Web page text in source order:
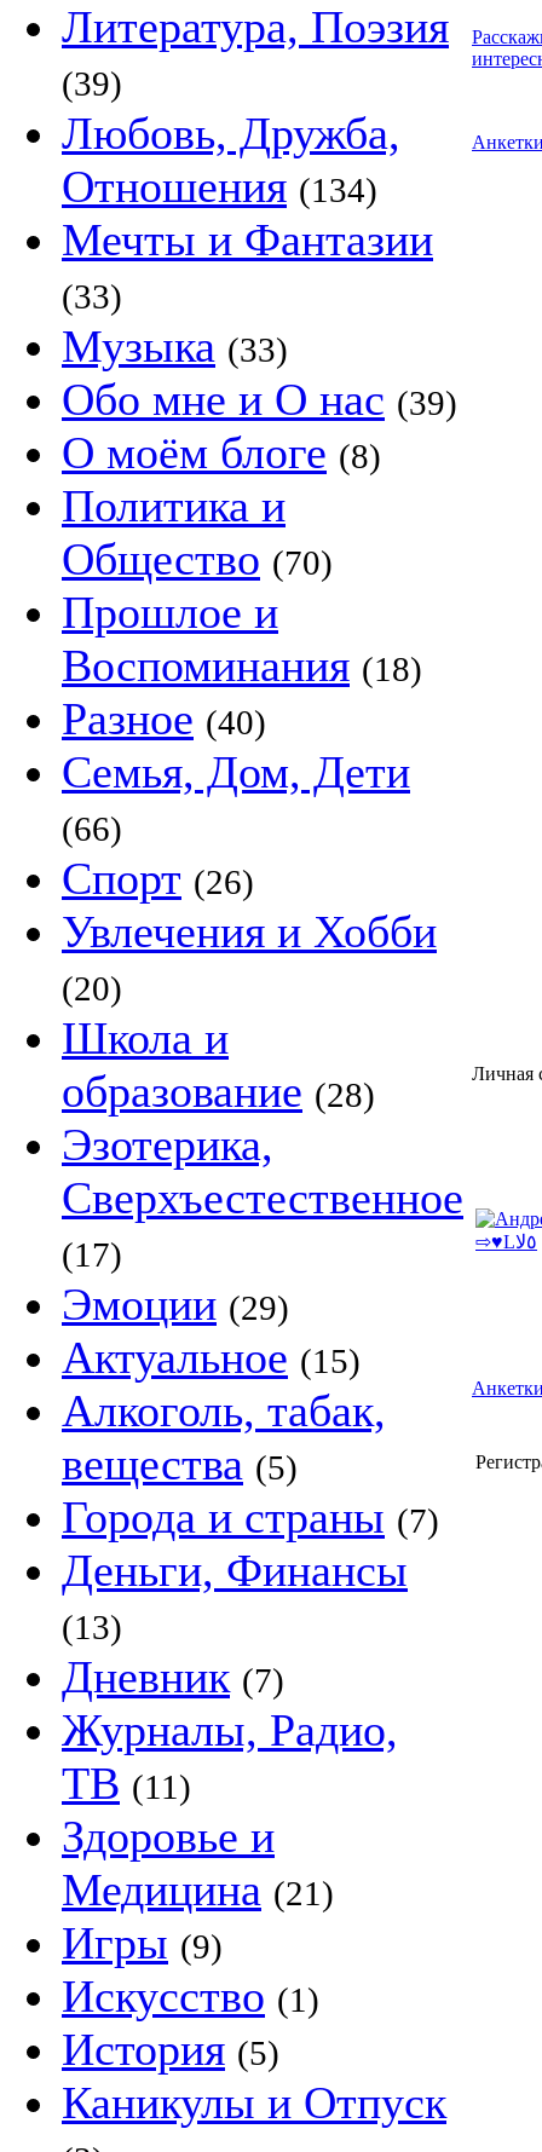
Литература, Поэзия
(39)
Любовь, Дружба,
Отношения (134)
Мечты и Фантазии
(33)
Музыка (33)
Обо мне и О нас (39)
О моём блоге (8)
Политика и
Общество (70)
Прошлое и
Воспоминания (18)
Разное (40)
Семья, Дом, Дети
(66)
Спорт (26)
Увлечения и Хобби
(20)
Школа и
образование (28)
Эзотерика,
Сверхъестественное
(17)
Эмоции (29)
Актуальное (15)
Алкоголь, табак,
вещества (5)
Города и страны (7)
Деньги, Финансы
(13)
Дневник (7)
Журналы, Радио,
ТВ (11)
Здоровье и
Медицина (21)
Игры (9)
Искусство (1)
История (5)
Каникулы и Отпуск